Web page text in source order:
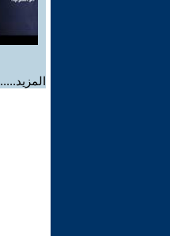
المزيد.....